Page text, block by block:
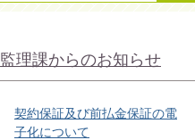
監理課からのお知らせ
契約保証及び前払金保証の電
子化について